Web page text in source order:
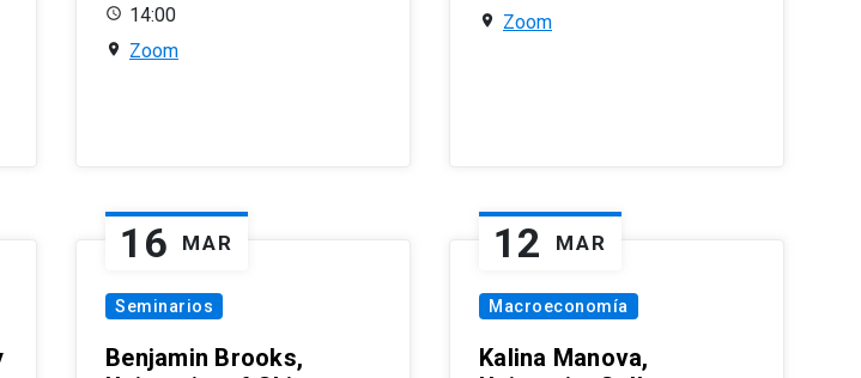
14:00
Zoom
Zoom
16 MAR
Seminarios
Benjamin Brooks,
12 MAR
Macroeconomía
Kalina Manova,